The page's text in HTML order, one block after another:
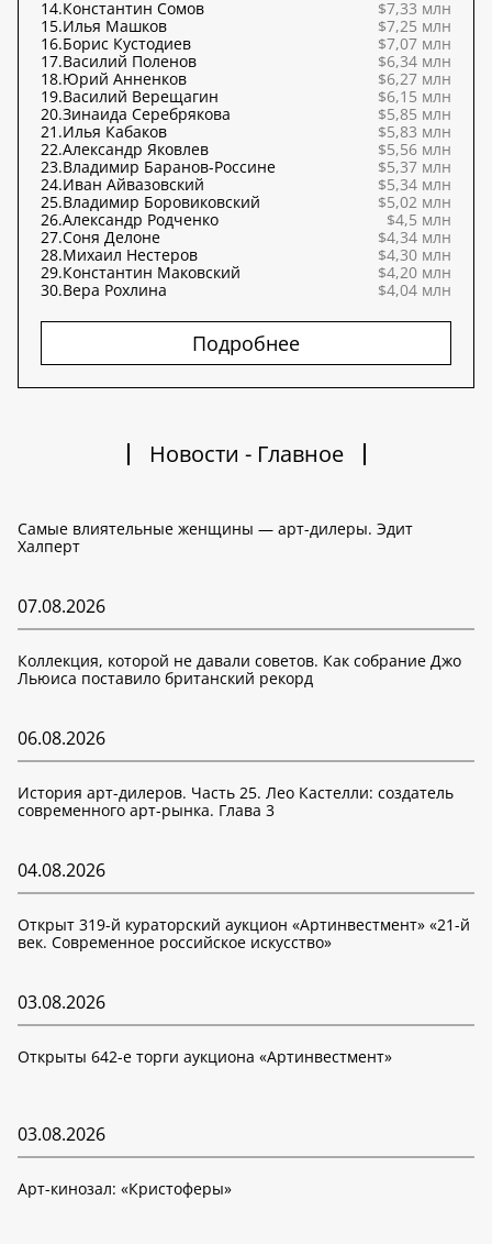
14.Константин Сомов
$7,33 млн
15.Илья Машков
$7,25 млн
16.Борис Кустодиев
$7,07 млн
17.Василий Поленов
$6,34 млн
18.Юрий Анненков
$6,27 млн
19.Василий Верещагин
$6,15 млн
20.Зинаида Серебрякова
$5,85 млн
21.Илья Кабаков
$5,83 млн
22.Александр Яковлев
$5,56 млн
23.Владимир Баранов-Россине
$5,37 млн
24.Иван Айвазовский
$5,34 млн
25.Владимир Боровиковский
$5,02 млн
26.Александр Родченко
$4,5 млн
27.Соня Делоне
$4,34 млн
28.Михаил Нестеров
$4,30 млн
29.Константин Маковский
$4,20 млн
30.Вера Рохлина $4,04 млн
Подробнее
Новости - Главное
Самые влиятельные женщины — арт-дилеры. Эдит
Халперт
07.08.2026
Коллекция, которой не давали советов. Как собрание Джо
Льюиса поставило британский рекорд
06.08.2026
История арт-дилеров. Часть 25. Лео Кастелли: создатель
современного арт-рынка. Глава 3
04.08.2026
Открыт 319-й кураторский аукцион «Артинвестмент» «21-й
век. Современное российское искусство»
03.08.2026
Открыты 642-е торги аукциона «Артинвестмент»
03.08.2026
Арт-кинозал: «Кристоферы»